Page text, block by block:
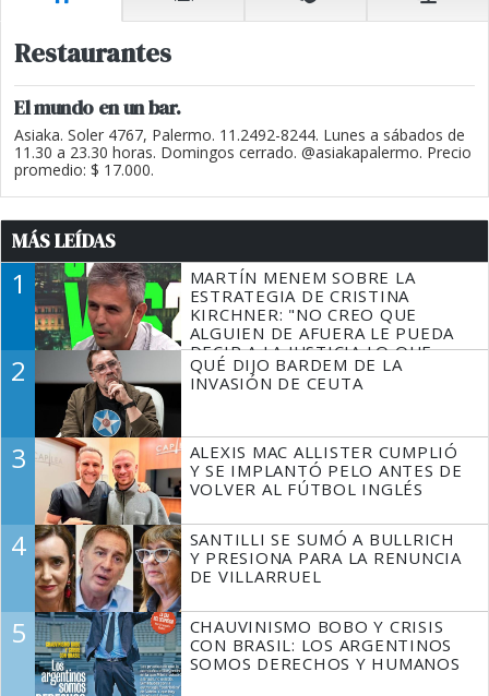
Restaurantes
El mundo en un bar.
Asiaka. Soler 4767, Palermo. 11.2492-8244. Lunes a sábados de
11.30 a 23.30 horas. Domingos cerrado. @asiakapalermo. Precio
promedio: $ 17.000.
MÁS LEÍDAS
1
MARTÍN MENEM SOBRE LA
ESTRATEGIA DE CRISTINA
KIRCHNER: "NO CREO QUE
ALGUIEN DE AFUERA LE PUEDA
DECIR A LA JUSTICIA LO QUE
TIENE QUE HACER"
2
QUÉ DIJO BARDEM DE LA
INVASIÓN DE CEUTA
3
ALEXIS MAC ALLISTER CUMPLIÓ
Y SE IMPLANTÓ PELO ANTES DE
VOLVER AL FÚTBOL INGLÉS
4
SANTILLI SE SUMÓ A BULLRICH
Y PRESIONA PARA LA RENUNCIA
DE VILLARRUEL
5
CHAUVINISMO BOBO Y CRISIS
CON BRASIL: LOS ARGENTINOS
SOMOS DERECHOS Y HUMANOS